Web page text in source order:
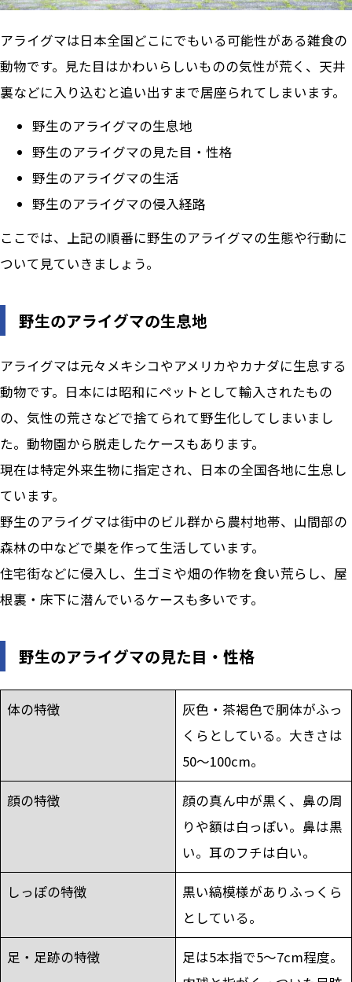
アライグマは日本全国どこにでもいる可能性がある雑食の
動物です。見た目はかわいらしいものの気性が荒く、天井
裏などに入り込むと追い出すまで居座られてしまいます。
野生のアライグマの生息地
野生のアライグマの見た目・性格
野生のアライグマの生活
野生のアライグマの侵入経路
ここでは、上記の順番に野生のアライグマの生態や行動に
ついて見ていきましょう。
野生のアライグマの生息地
アライグマは元々メキシコやアメリカやカナダに生息する
動物です。日本には昭和にペットとして輸入されたもの
の、気性の荒さなどで捨てられて野生化してしまいまし
た。動物園から脱走したケースもあります。
現在は特定外来生物に指定され、日本の全国各地に生息し
ています。
野生のアライグマは街中のビル群から農村地帯、山間部の
森林の中などで巣を作って生活しています。
住宅街などに侵入し、生ゴミや畑の作物を食い荒らし、屋
根裏・床下に潜んでいるケースも多いです。
野生のアライグマの見た目・性格
体の特徴
灰色・茶褐色で胴体がふっ
くらとしている。大きさは
50～100cm。
顔の特徴
顔の真ん中が黒く、鼻の周
りや額は白っぽい。鼻は黒
い。耳のフチは白い。
しっぽの特徴
黒い縞模様がありふっくら
としている。
足・足跡の特徴
足は5本指で5～7cm程度。